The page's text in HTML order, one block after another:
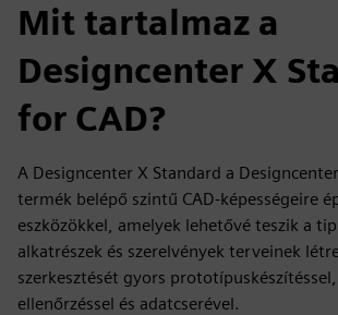
Mit tartalmaz a
Designcenter X
for CAD?
A Designcenter X Standard a
termék belépő szintű CAD-képességeire
eszközökkel, amelyek lehetővé teszik a
alkatrészek és szerelvények terveinek
szerkesztését gyors
ellenőrzéssel és adatcserével.